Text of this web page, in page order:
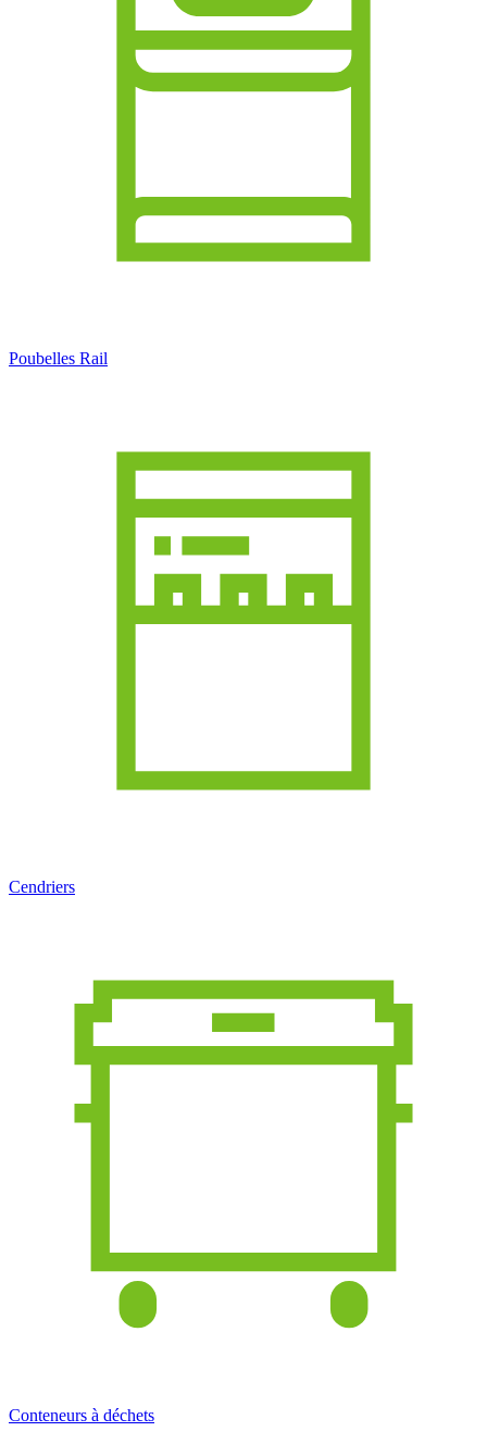
Poubelles Rail
Cendriers
Conteneurs à déchets